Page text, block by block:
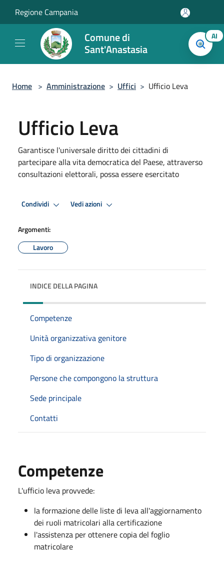
Regione Campania
Comune di
Sant'Anastasia
AI
Home > Amministrazione > Uffici > Ufficio Leva
Ufficio Leva
Garantisce l'universale diritto dei cittadini di
partecipare alla vita democratica del Paese, attraverso
consultazioni elettorali, possa essere esercitato
Condividi Vedi azioni
Argomenti:
Lavoro
INDICE DELLA PAGINA
Competenze
Unità organizzativa genitore
Tipo di organizzazione
Persone che compongono la struttura
Sede principale
Contatti
Competenze
L'ufficio leva provvede:
la formazione delle liste di leva all'aggiornamento
dei ruoli matricolari alla certificazione
l'assistenza per ottenere copia del foglio
matricolare